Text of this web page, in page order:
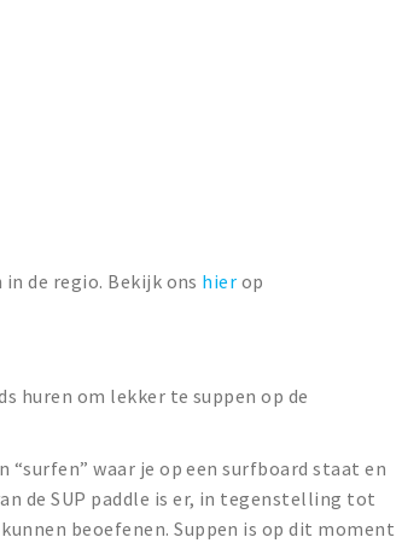
de regio. Bekijk ons hier op
huren om lekker te suppen op de
“surfen” waar je op een surfboard staat en
de SUP paddle is er, in tegenstelling tot
beoefenen. Suppen is op dit moment